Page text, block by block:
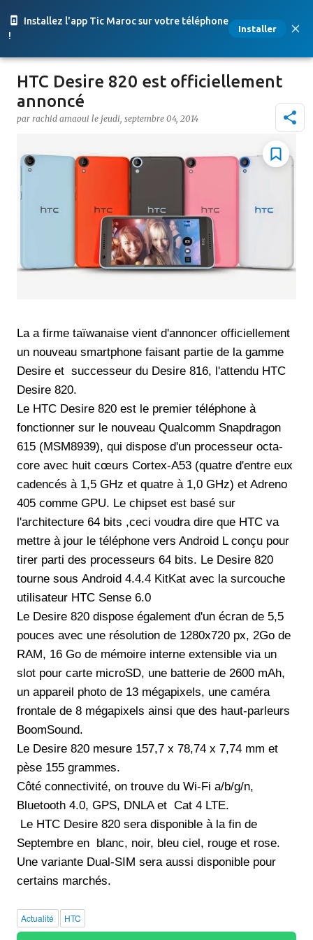
Installez l'app Tic Maroc sur votre téléphone
!
Installer
Accéder au contenu principal
HTC Desire 820 est officiellement
annoncé
par rachid amaoui le jeudi, septembre 04, 2014
La a firme taïwanaise vient d'annoncer officiellement
un nouveau smartphone faisant partie de la gamme
Desire et successeur du Desire 816, l'attendu HTC
Desire 820.
Le HTC Desire 820 est le premier téléphone à
fonctionner sur le nouveau Qualcomm Snapdragon
615 (MSM8939), qui dispose d'un processeur octa-
core avec huit cœurs Cortex-A53 (quatre d'entre eux
cadencés à 1,5 GHz et quatre à 1,0 GHz) et Adreno
405 comme GPU. Le chipset est basé sur
l'architecture 64 bits ,ceci voudra dire que HTC va
mettre à jour le téléphone vers Android L conçu pour
tirer parti des processeurs 64 bits. Le Desire 820
tourne sous Android 4.4.4 KitKat avec la surcouche
utilisateur HTC Sense 6.0
Le Desire 820 dispose également d'un écran de 5,5
pouces avec une résolution de 1280x720 px, 2Go de
RAM, 16 Go de mémoire interne extensible via un
slot pour carte microSD, une batterie de 2600 mAh,
un appareil photo de 13 mégapixels, une caméra
frontale de 8 mégapixels ainsi que des haut-parleurs
BoomSound.
Le Desire 820 mesure 157,7 x 78,74 x 7,74 mm et
pèse 155 grammes.
Côté connectivité, on trouve du Wi-Fi a/b/g/n,
Bluetooth 4.0, GPS, DNLA et Cat 4 LTE.
Le HTC Desire 820 sera disponible à la fin de
Septembre en blanc, noir, bleu ciel, rouge et rose.
Une variante Dual-SIM sera aussi disponible pour
certains marchés.
Actualité HTC